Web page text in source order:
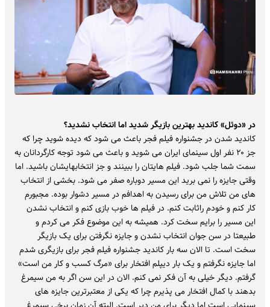
در «دوئل» کاندید بهترین بازیگر شدید اما انتخاب نشدید؟
کاندید شدن در جشنواره فیلم فجر باعث می شود که دیده شوید چرا که
جز ۲۰ نفر اول سینمای ایران می شوید و باعث می شود توجه کارگردانان به
سمت شما جلب شود. فیلم هایتان را ببینند و جز انتخابهایشان باشید. اما
وقتی جایزه را نمی برید این مسیر دوباره صفر می شود. بخشی از انتخاب
های من تلاش من برای رسیدن به اهدافم در مسیر دشوار بوده. مجبورم
کار کنم و خودم راثابت کنم. در فیلم ها خوب بازی کنم و انتخاب نشدن
این مسیر را برایم سخت کرد. همیشه به این موضوع فکر می کردم و
طبیعتا در سن جوان انتخاب نشدن و جایزه نگرفتن برای یک بازیگر
سخت است. تا الان سه بار کاندید جشنواره فیلم فجر برای بازیگری شدم
اما جایزه نگرفتم و یک بار دیپلم افتخار برای «مرگ کسب و کار من است»
گرفتم. دیگر خیلی به آن فکر نمی کنم. الان در این سن اگر به من سیمرغ
بدهند با کمال افتخار می پذیرم چرا که یکی از معتبرترین جایزه های